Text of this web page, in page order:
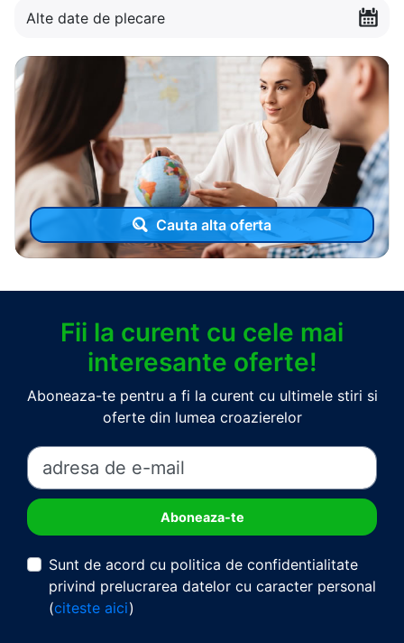
Alte date de plecare
Cauta alta oferta
Fii la curent cu cele mai
interesante oferte!
Aboneaza-te pentru a fi la curent cu ultimele stiri si
oferte din lumea croazierelor
Sunt de acord cu politica de confidentialitate
privind prelucrarea datelor cu caracter personal
(citeste aici)